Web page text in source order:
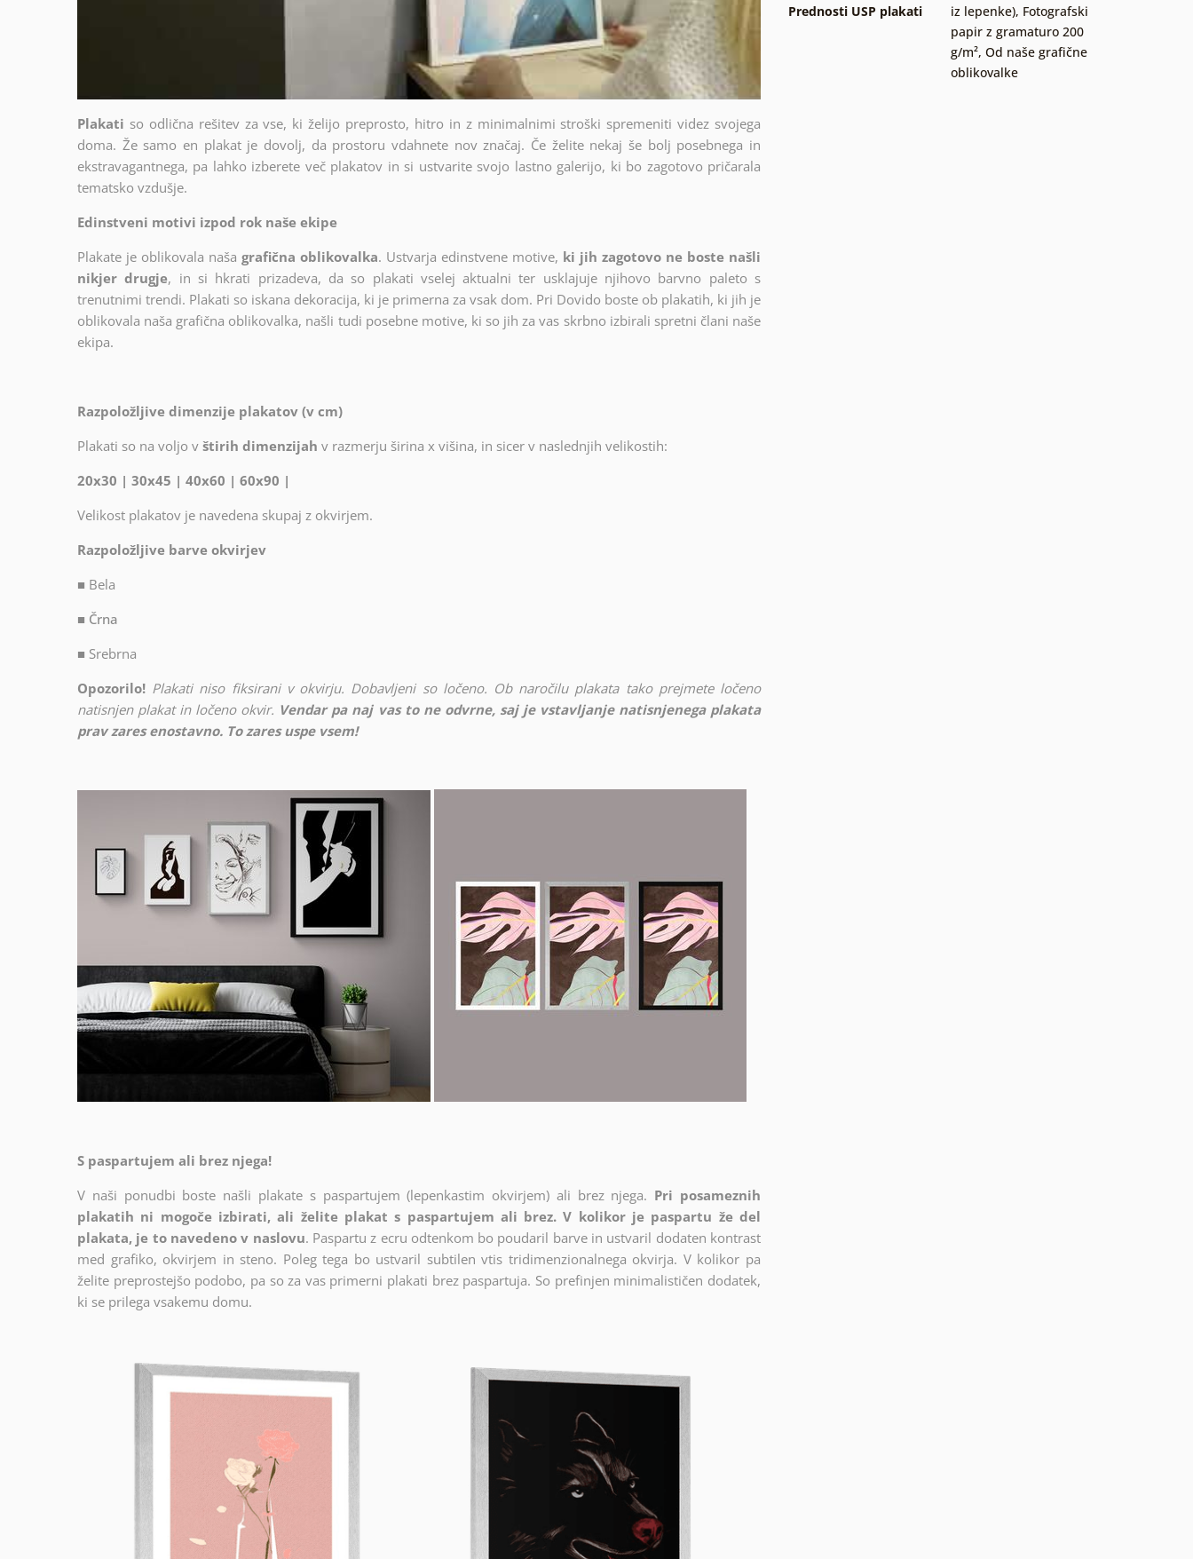
Plakati so odlična rešitev za vse, ki želijo preprosto, hitro in z minimalnimi stroški spremeniti videz svojega
doma. Že samo en plakat je dovolj, da prostoru vdahnete nov značaj. Če želite nekaj še bolj posebnega in
ekstravagantnega, pa lahko izberete več plakatov in si ustvarite svojo lastno galerijo, ki bo zagotovo pričarala
tematsko vzdušje.
Edinstveni motivi izpod rok naše ekipe
Plakate je oblikovala naša grafična oblikovalka. Ustvarja edinstvene motive, ki jih zagotovo ne boste našli
nikjer drugje, in si hkrati prizadeva, da so plakati vselej aktualni ter usklajuje njihovo barvno paleto s
trenutnimi trendi. Plakati so iskana dekoracija, ki je primerna za vsak dom. Pri Dovido boste ob plakatih, ki jih je
oblikovala naša grafična oblikovalka, našli tudi posebne motive, ki so jih za vas skrbno izbirali spretni člani naše
ekipa.
Razpoložljive dimenzije plakatov (v cm)
Plakati so na voljo v štirih dimenzijah v razmerju širina x višina, in sicer v naslednjih velikostih:
20x30 | 30x45 | 40x60 | 60x90 |
Velikost plakatov je navedena skupaj z okvirjem.
Razpoložljive barve okvirjev
■ Bela
■ Črna
■ Srebrna
Opozorilo! Plakati niso fiksirani v okvirju. Dobavljeni so ločeno. Ob naročilu plakata tako prejmete ločeno
natisnjen plakat in ločeno okvir. Vendar pa naj vas to ne odvrne, saj je vstavljanje natisnjenega plakata
prav zares enostavno. To zares uspe vsem!
S paspartujem ali brez njega!
V naši ponudbi boste našli plakate s paspartujem (lepenkastim okvirjem) ali brez njega. Pri posameznih
plakatih ni mogoče izbirati, ali želite plakat s paspartujem ali brez. V kolikor je paspartu že del
plakata, je to navedeno v naslovu. Paspartu z ecru odtenkom bo poudaril barve in ustvaril dodaten kontrast
med grafiko, okvirjem in steno. Poleg tega bo ustvaril subtilen vtis tridimenzionalnega okvirja. V kolikor pa
želite preprostejšo podobo, pa so za vas primerni plakati brez paspartuja. So prefinjen minimalističen dodatek,
ki se prilega vsakemu domu.
Prednosti USP plakati
iz lepenke), Fotografski
papir z gramaturo 200
g/m², Od naše grafične
oblikovalke